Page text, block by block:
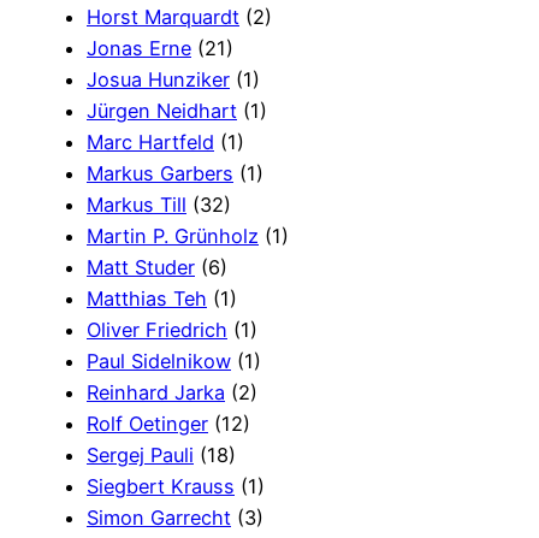
Horst Marquardt (2)
Jonas Erne (21)
Josua Hunziker (1)
Jürgen Neidhart (1)
Marc Hartfeld (1)
Markus Garbers (1)
Markus Till (32)
Martin P. Grünholz (1)
Matt Studer (6)
Matthias Teh (1)
Oliver Friedrich (1)
Paul Sidelnikow (1)
Reinhard Jarka (2)
Rolf Oetinger (12)
Sergej Pauli (18)
Siegbert Krauss (1)
Simon Garrecht (3)